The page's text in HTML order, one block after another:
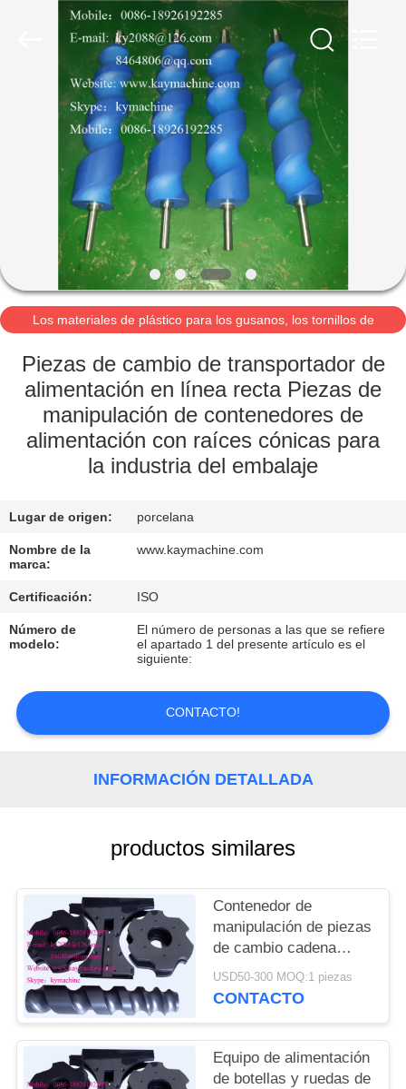
INICIO
PRODUCTOS
SOBRE
NOSOTROS
VISITA
A
LA
FÁBRICA
CONTROL
CONTACTO
NOTICIAS
UNA
COTIZACIÓN
PRIVACY
POLICY
Los materiales de plástico para los gusanos, los tornillos de
Piezas de cambio de transportador de
alimentación en línea recta Piezas de
manipulación de contenedores de
alimentación con raíces cónicas para
la industria del embalaje
Lugar de origen: porcelana
Nombre de la
marca:
www.kaymachine.com
Certificación: ISO
Número de
modelo:
El número de personas a las que se refiere
el apartado 1 del presente artículo es el
siguiente:
CONTACTO!
INFORMACIÓN DETALLADA
productos similares
Contenedor de
manipulación de piezas
de cambio cadena
transportadora para
cerveza línea de
alimentación China
fabricante
USD50-300 MOQ:1 piezas
CONTACTO
Equipo de alimentación
de botellas y ruedas de